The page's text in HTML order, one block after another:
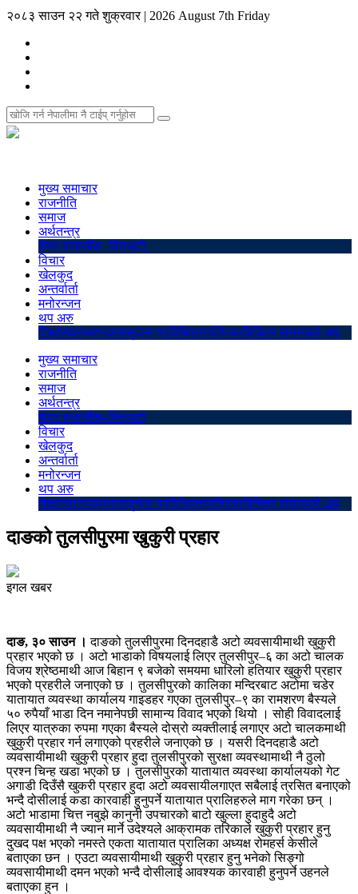
२०८३ साउन २२ गते शुक्रवार | 2026 August 7th Friday
मुख्य समाचार
राजनीति
समाज
अर्थतन्त्र
शेयर बजारबैंक–वित्तअटो
विचार
खेलकुद
अन्तर्वार्ता
मनोरन्जन
थप अरु
शिक्षास्वास्थ्यप्रवाससुचना प्रविधिपत्रपत्रिकाबिचित्र संसारब्लो अप
मुख्य समाचार
राजनीति
समाज
अर्थतन्त्र
शेयर बजारबैंक–वित्तअटो
विचार
खेलकुद
अन्तर्वार्ता
मनोरन्जन
थप अरु
शिक्षास्वास्थ्यप्रवाससुचना प्रविधिपत्रपत्रिकाबिचित्र संसारब्लो अप
दाङको तुलसीपुरमा खुकुरी प्रहार
इगल खबर
दाङ, ३० साउन । दाङको तुलसीपुरमा दिनदहाडै अटो व्यवसायीमाथी खुकुरी
प्रहार भएको छ । अटो भाडाको विषयलाई लिएर तुलसीपुर–६ का अटो चालक
विजय श्रेष्ठमाथी आज बिहान ९ बजेको समयमा धारिलो हतियार खुकुरी प्रहार
भएको प्रहरीले जनाएको छ । तुलसीपुरको कालिका मन्दिरबाट अटोमा चडेर
यातायात व्यवस्था कार्यालय गाइडहर गएका तुलसीपुर–९ का रामशरण बैस्यले
५० रुपैयाँ भाडा दिन नमानेपछी सामान्य विवाद भएको थियो । सोही विवादलाई
लिएर यात्रुका रुपमा गएका बैस्यले दोस्रो व्यक्तीलाई लगाएर अटो चालकमाथी
खुकुरी प्रहार गर्न लगाएको प्रहरीले जनाएको छ । यसरी दिनदहाडै अटो
व्यवसायीमाथी खुकुरी प्रहार हुदा तुलसीपुरको सुरक्षा व्यवस्थामाथी नै ठुलो
प्रश्न चिन्ह खडा भएको छ । तुलसीपुरको यातायात व्यवस्था कार्यालयको गेट
अगाडी दिउँसै खुकरी प्रहार हुदा अटो व्यवसायीलगाएत सबैलाई त्रसित बनाएको
भन्दै दोसीलाई कडा कारवाही हुनुपर्ने यातायात प्रालिहरुले माग गरेका छन् ।
अटो भाडामा चित्त नबुझे कानुनी उपचारको बाटो खुल्ला हुदाहुदै अटो
व्यवसायीमाथी नै ज्यान मार्ने उदेश्यले आक्रामक तरिकाले खुकुरी प्रहार हुनु
दुखद पक्ष भएको नमस्ते एकता यातायात प्रालिका अध्यक्ष रोमहर्स केसीले
बताएका छन । एउटा व्यवसायीमाथी खुकुरी प्रहार हुनु भनेको सिङ्गो
व्यवसायीमाथी दमन भएको भन्दै दोसीलाई आवश्यक कारवाही हुनुपर्ने उहनले
बताएका हुन ।